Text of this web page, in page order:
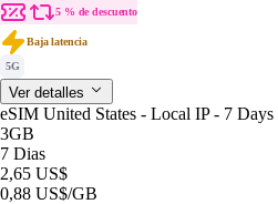
5 % de descuento
Baja latencia
5G
Ver detalles
eSIM United States - Local IP - 7
3GB
7 Dias
2,65 US$
0,88 US$/GB